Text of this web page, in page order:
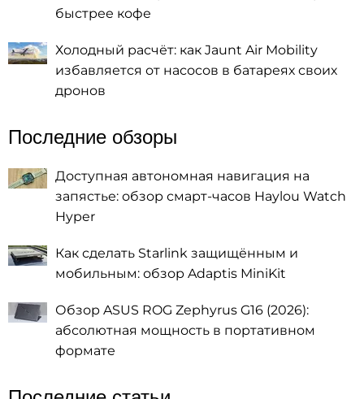
быстрее кофе
Холодный расчёт: как Jaunt Air Mobility
избавляется от насосов в батареях своих
дронов
Последние обзоры
Доступная автономная навигация на
запястье: обзор смарт-часов Haylou Watch
Hyper
Как сделать Starlink защищённым и
мобильным: обзор Adaptis MiniKit
Обзор ASUS ROG Zephyrus G16 (2026):
абсолютная мощность в портативном
формате